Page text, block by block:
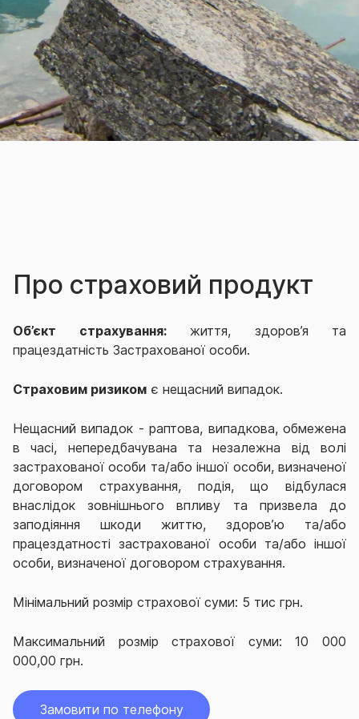
Про страховий продукт
Об’єкт страхування:життя, здоров’я
та
працездатність Застрахованої особи.
Страховим ризиком є нещасний випадок.
Нещасний випадок - раптова, випадкова, обмежена
в часі, непередбачувана та незалежна від волі
застрахованої особи та/або іншої особи, визначеної
договором страхування, подія, що відбулася
внаслідок зовнішнього впливу та призвела до
заподіяння шкоди життю, здоров’ю та/або
працездатності застрахованої особи та/або іншої
особи, визначеної договором страхування.
Мінімальний розмір страхової суми: 5 тис грн.
Максимальний розмір страхової суми: 10 000
000,00 грн.
Замовити по телефону